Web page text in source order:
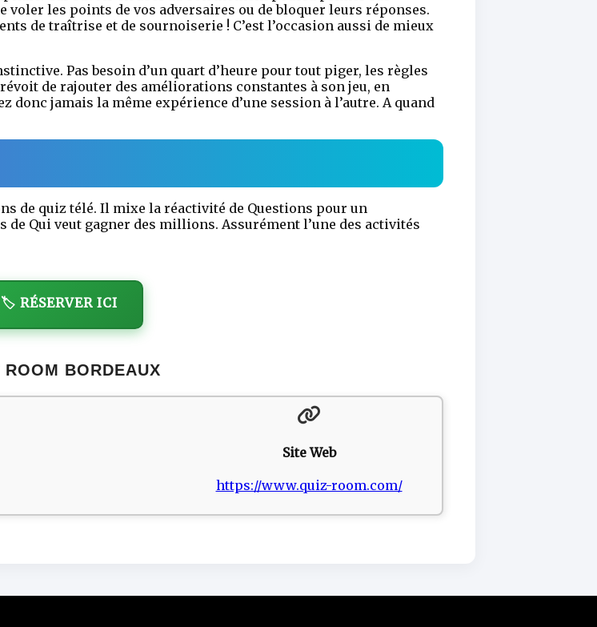
voler les points de vos adversaires ou de bloquer leurs réponses.
de traîtrise et de sournoiserie ! C’est l’occasion aussi de mieux
Pas besoin d’un quart d’heure pour tout piger, les règles
de rajouter des améliorations constantes à son jeu, en
jamais la même expérience d’une session à l’autre. A quand
de quiz télé. Il mixe la réactivité de Questions pour un
Qui veut gagner des millions. Assurément l’une des activités
🏷️ RÉSERVER ICI
ROOM BORDEAUX
Site Web
https://www.quiz-room.com/